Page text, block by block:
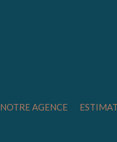
NOTRE AGENCE